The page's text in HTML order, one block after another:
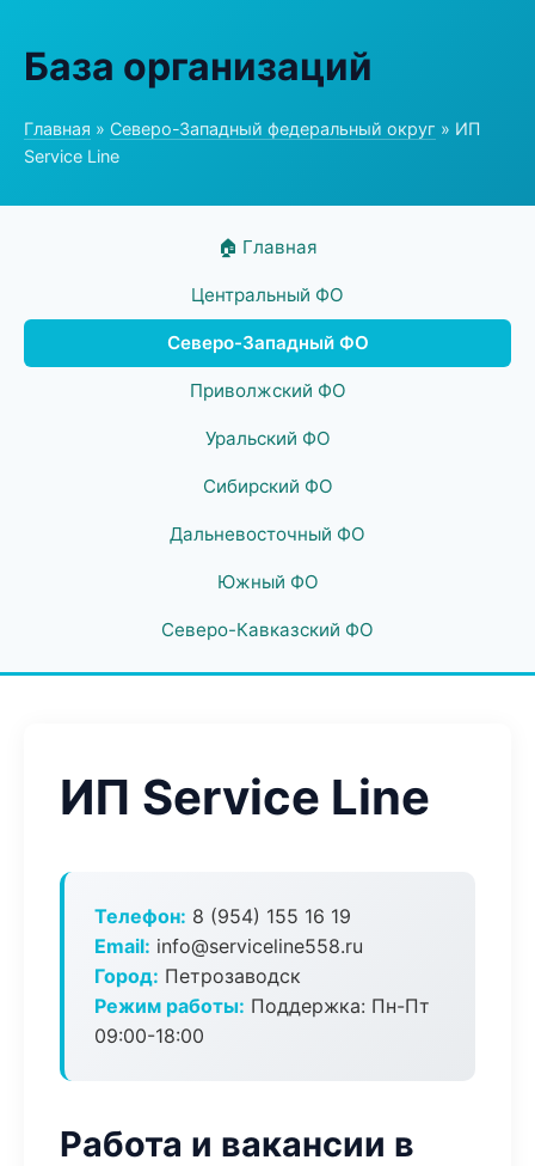
База организаций
Главная » Северо-Западный федеральный округ » ИП
Service Line
🏠 Главная
Центральный ФО
Северо-Западный ФО
Приволжский ФО
Уральский ФО
Сибирский ФО
Дальневосточный ФО
Южный ФО
Северо-Кавказский ФО
ИП Service Line
Телефон: 8 (954) 155 16 19
Email: info@serviceline558.ru
Город: Петрозаводск
Режим работы: Поддержка: Пн-Пт
09:00-18:00
Работа и вакансии в